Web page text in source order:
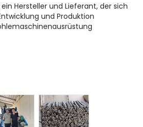
Hersteller und Lieferant, der sich
und Produktion